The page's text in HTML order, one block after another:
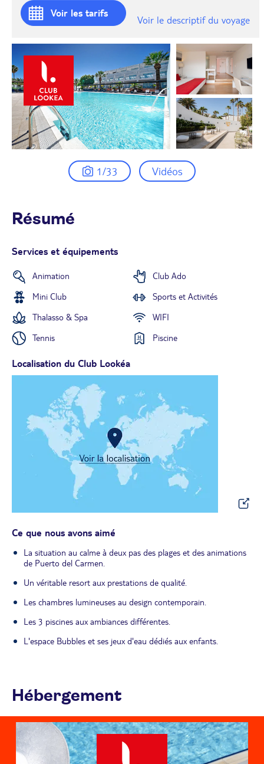
Voir les tarifs
Voir le descriptif du voyage
1/33 Vidéos
Résumé
Services et équipements
Animation
Club Ado
Mini Club
Sports et Activités
Thalasso & Spa
WIFI
Tennis
Piscine
Localisation du Club Lookéa
Ce que nous avons aimé
La situation au calme à deux pas des plages et des animations
de Puerto del Carmen.
Un véritable resort aux prestations de qualité.
Les chambres lumineuses au design contemporain.
Les 3 piscines aux ambiances différentes.
L'espace Bubbles et ses jeux d'eau dédiés aux enfants.
Hébergement